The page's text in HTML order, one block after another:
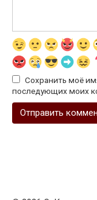
Сохранить моё
последующих моих